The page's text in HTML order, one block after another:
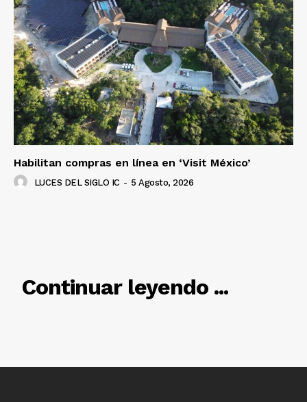
Empresa
Nosotros
Contacto
Política de privacidad
Políticas del Sitio
Información Propietaria / Financiación
Habilitan compras en línea en ‘Visit México’
LUCES DEL SIGLO IC - 5 Agosto, 2026
Continuar leyendo ...
RELACIONADO